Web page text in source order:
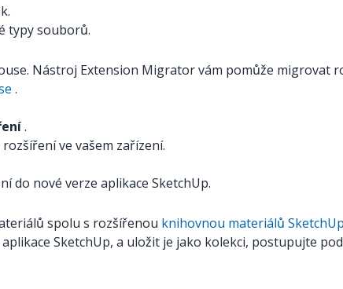
typy souborů.
Nástroj Extension Migrator vám pomůže migrovat
.
.
ve vašem zařízení.
do nové verze aplikace SketchUp.
spolu s rozšířenou knihovnou materiálů
SketchUp, a uložit je jako kolekci, postupujte